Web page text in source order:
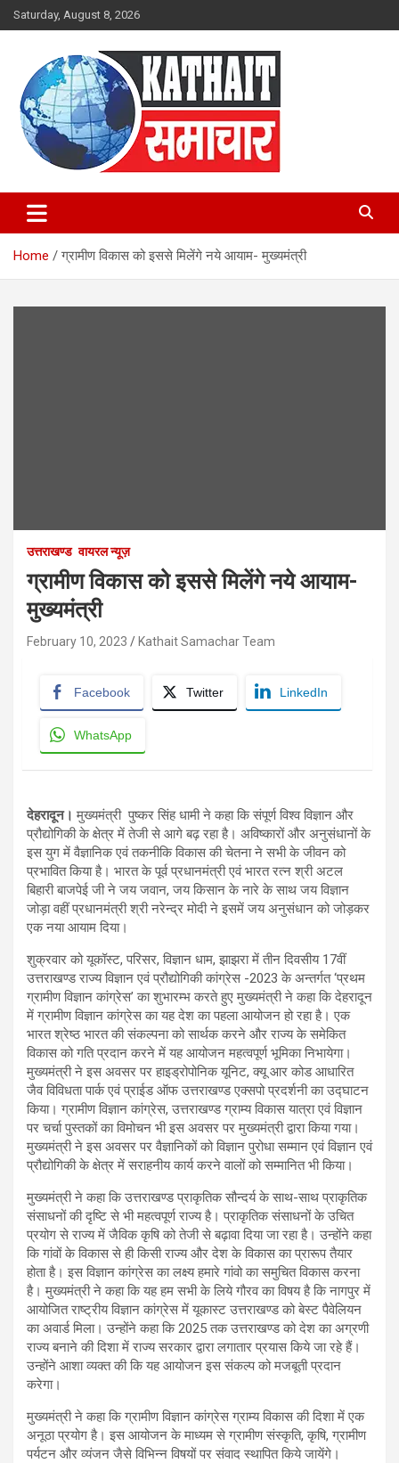
Skip
to
Saturday, August 8, 2026
Kathait Samachar – Latest
Uttarakhand News in Hindi,
Uttarakhand News Headlines
Home ग्रामीण विकास को इससे मिलेंगे नये आयाम- मुख्यमंत्री
उत्तराखण्ड वायरल न्यूज़
ग्रामीण विकास को इससे मिलेंगे नये आयाम-
मुख्यमंत्री
February 10, 2023 Kathait Samachar Team
Facebook Twitter LinkedIn
WhatsApp
देहरादून। मुख्यमंत्री पुष्कर सिंह धामी ने कहा कि संपूर्ण विश्व विज्ञान और
प्रौद्योगिकी के क्षेत्र में तेजी से आगे बढ़ रहा है। अविष्कारों और अनुसंधानों के
इस युग में वैज्ञानिक एवं तकनीकि विकास की चेतना ने सभी के जीवन को
प्रभावित किया है। भारत के पूर्व प्रधानमंत्री एवं भारत रत्न श्री अटल
बिहारी बाजपेई जी ने जय जवान, जय किसान के नारे के साथ जय विज्ञान
जोड़ा वहीं प्रधानमंत्री श्री नरेन्द्र मोदी ने इसमें जय अनुसंधान को जोड़कर
एक नया आयाम दिया।
शुक्रवार को यूकॉस्ट, परिसर, विज्ञान धाम, झाझरा में तीन दिवसीय 17वीं
उत्तराखण्ड राज्य विज्ञान एवं प्रौद्योगिकी कांग्रेस -2023 के अन्तर्गत ‘प्रथम
ग्रामीण विज्ञान कांग्रेस’ का शुभारम्भ करते हुए मुख्यमंत्री ने कहा कि देहरादून
में ग्रामीण विज्ञान कांग्रेस का यह देश का पहला आयोजन हो रहा है। एक
भारत श्रेष्ठ भारत की संकल्पना को सार्थक करने और राज्य के समेकित
विकास को गति प्रदान करने में यह आयोजन महत्वपूर्ण भूमिका निभायेगा।
मुख्यमंत्री ने इस अवसर पर हाइड्रोपोनिक यूनिट, क्यू आर कोड आधारित
जैव विविधता पार्क एवं प्राईड ऑफ उत्तराखण्ड एक्सपो प्रदर्शनी का उद्घाटन
किया। ग्रामीण विज्ञान कांग्रेस, उत्तराखण्ड ग्राम्य विकास यात्रा एवं विज्ञान
पर चर्चा पुस्तकों का विमोचन भी इस अवसर पर मुख्यमंत्री द्वारा किया गया।
मुख्यमंत्री ने इस अवसर पर वैज्ञानिकों को विज्ञान पुरोधा सम्मान एवं विज्ञान एवं
प्रौद्योगिकी के क्षेत्र में सराहनीय कार्य करने वालों को सम्मानित भी किया।
मुख्यमंत्री ने कहा कि उत्तराखण्ड प्राकृतिक सौन्दर्य के साथ-साथ प्राकृतिक
संसाधनों की दृष्टि से भी महत्वपूर्ण राज्य है। प्राकृतिक संसाधनों के उचित
प्रयोग से राज्य में जैविक कृषि को तेजी से बढ़ावा दिया जा रहा है। उन्होंने कहा
कि गांवों के विकास से ही किसी राज्य और देश के विकास का प्रारूप तैयार
होता है। इस विज्ञान कांग्रेस का लक्ष्य हमारे गांवो का समुचित विकास करना
है। मुख्यमंत्री ने कहा कि यह हम सभी के लिये गौरव का विषय है कि नागपुर में
आयोजित राष्ट्रीय विज्ञान कांग्रेस में यूकास्ट उत्तराखण्ड को बेस्ट पैवेलियन
का अवार्ड मिला। उन्होंने कहा कि 2025 तक उत्तराखण्ड को देश का अग्रणी
राज्य बनाने की दिशा में राज्य सरकार द्वारा लगातार प्रयास किये जा रहे हैं।
उन्होंने आशा व्यक्त की कि यह आयोजन इस संकल्प को मजबूती प्रदान
करेगा।
मुख्यमंत्री ने कहा कि ग्रामीण विज्ञान कांग्रेस ग्राम्य विकास की दिशा में एक
अनूठा प्रयोग है। इस आयोजन के माध्यम से ग्रामीण संस्कृति, कृषि, ग्रामीण
पर्यटन और व्यंजन जैसे विभिन्न विषयों पर संवाद स्थापित किये जायेंगे।